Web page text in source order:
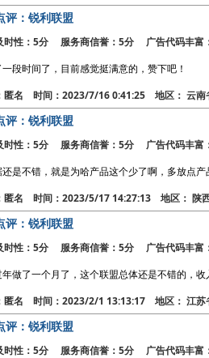
评：锐利联盟
时性：5分 服务商信誉：5分 广告代码丰
段时间了，目前感觉挺满意的，赞下吧！
匿名 时间：2023/7/16 0:41:25 地区： 云南
评：锐利联盟
时性：5分 服务商信誉：5分 广告代码丰
还是不错，就是为哈产品这个少了啊，多放点产
匿名 时间：2023/5/17 14:27:13 地区： 陕
评：锐利联盟
时性：5分 服务商信誉：5分 广告代码丰
年做了一个月了，这个联盟总体还是不错的，收
匿名 时间：2023/2/1 13:13:17 地区： 江苏
评：锐利联盟
时性：5分 服务商信誉：5分 广告代码丰